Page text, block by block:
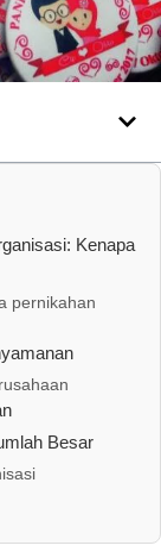
Kenapa
pernikahan
Besar